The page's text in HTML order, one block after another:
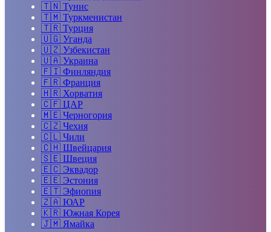
🇹🇳 Тунис
🇹🇲 Туркменистан
🇹🇷 Турция
🇺🇬 Уганда
🇺🇿 Узбекистан
🇺🇦 Украина
🇫🇮 Финляндия
🇫🇷 Франция
🇭🇷 Хорватия
🇨🇫 ЦАР
🇲🇪 Черногория
🇨🇿 Чехия
🇨🇱 Чили
🇨🇭 Швейцария
🇸🇪 Швеция
🇪🇨 Эквадор
🇪🇪 Эстония
🇪🇹 Эфиопия
🇿🇦 ЮАР
🇰🇷 Южная Корея
🇯🇲 Ямайка